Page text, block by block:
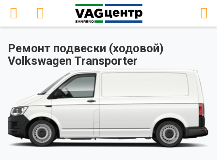
Ремонт подвески (ходовой)
Volkswagen Transporter